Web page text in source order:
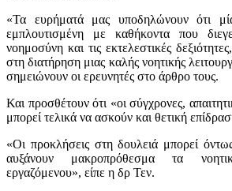
«Τα ευρήματά μας υποδηλώνουν ότι
εμπλουτισμένη με καθήκοντα που
νοημοσύνη και τις εκτελεστικές
στη διατήρηση μιας καλής νοητικής
σημειώνουν οι ερευνητές στο άρθρο τους.
Και προσθέτουν ότι «οι σύγχρονες,
μπορεί τελικά να ασκούν και θετική
«Οι προκλήσεις στη δουλειά μπορεί
αυξάνουν μακροπρόθεσμα τα
εργαζόμενου», είπε η δρ Τεν.